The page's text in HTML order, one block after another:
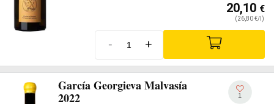
20,10 €
(26,80 €/l)
- +
García Georgieva Malvasía
2022
1